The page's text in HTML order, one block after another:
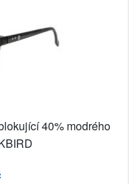
40% modrého